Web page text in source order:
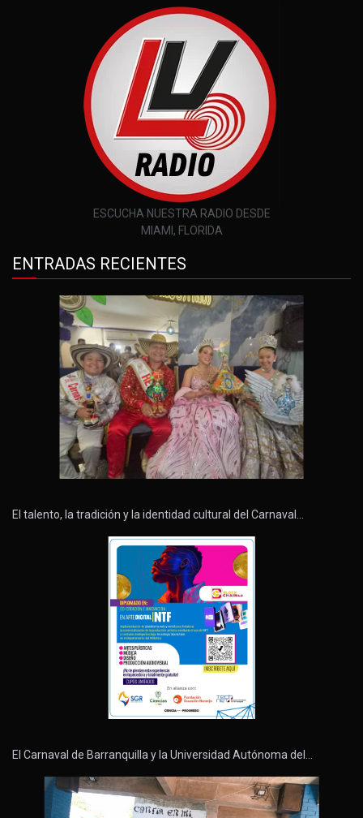
ESCUCHA NUESTRA RADIO DESDE
MIAMI, FLORIDA
ENTRADAS RECIENTES
El talento, la tradición y la identidad cultural del Carnaval…
El Carnaval de Barranquilla y la Universidad Autónoma del…